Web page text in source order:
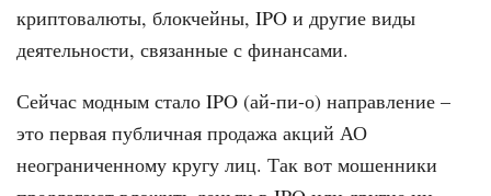
криптовалюты, блокчейны, IPO и другие виды
деятель­ности, связанные с финансами.
Сейчас модным стало IPO (ай-пи-о) направление –
это первая публичная продажа акций АО
неограниченному кругу лиц. Так вот мошенники